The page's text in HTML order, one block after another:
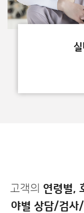
고객의 연령별,
야별 상담/검사